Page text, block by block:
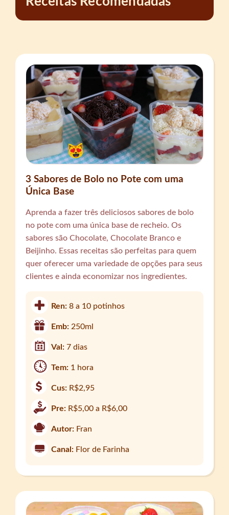
3 Sabores de Bolo no Pote com uma
Única Base
Aprenda a fazer três deliciosos sabores de bolo
no pote com uma única base de recheio. Os
sabores são Chocolate, Chocolate Branco e
Beijinho. Essas receitas são perfeitas para quem
quer oferecer uma variedade de opções para seus
clientes e ainda economizar nos ingredientes.
Ren:8 a 10 potinhos
Emb:250ml
Val:7 dias
Tem: 1 hora
Cus: R$2,95
Pre: R$5,00 a R$6,00
Autor: Fran
Canal: Flor de Farinha